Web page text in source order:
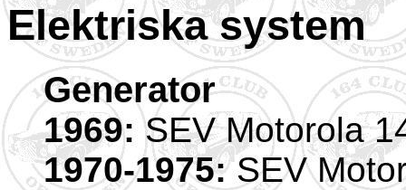
Elektriska system
Generator
1969: SEV Motorola
1970-1975:SEV